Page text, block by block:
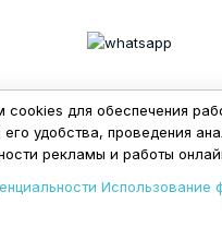
© 2026 - Ewonta
cookies для обеспечения
удобства, проведения
рекламы и работы
Использование